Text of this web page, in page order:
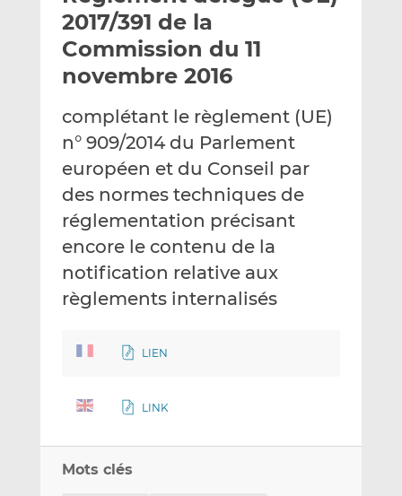
e
r
p
a
e
m
i
l
g
e
r
s
r
L
n
k
e
d
n
g
e
s
r
F
c
e
b
o
k
2017/391 de la
Commission du 11
novembre 2016
complétant le règlement (UE)
n° 909/2014 du Parlement
européen et du Conseil par
des normes techniques de
réglementation précisant
encore le contenu de la
notification relative aux
règlements internalisés
LIEN
LINK
Mots clés